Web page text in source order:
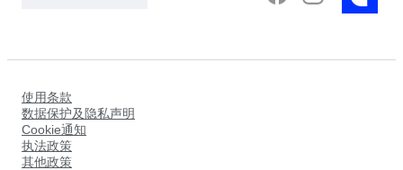
使用条款
数据保护及隐私声明
Cookie通知
执法政策
其他政策